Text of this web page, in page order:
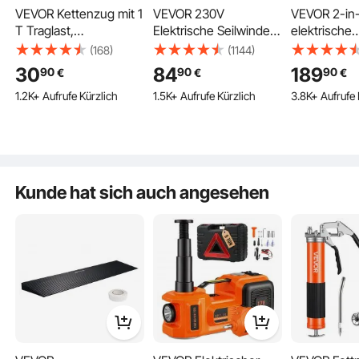
Heben von Garagen
Heben von Lagern
VEVOR Kettenzug mit 1
T Traglast,
Handkettenzug, 3 m
Hubhöhe, Hebezug
mit G70-Kette,
Hochleistungs-
Automobilmaschinen,
Rot
(168)
3090€
1.2K+ Aufrufe Kürzlich
VEVOR 230V
Elektrische Seilwinde
125kg bis 250kg
Hubhöhe 12m Seilzug
Motorwinde 510W
Motor Flaschenzug
Seilhebezug
Kettenzug
(1144)
8490€
1.5K+ Aufrufe Kürzlich
VEVOR 2-
elektrische
Kapazität,
tragbare
30 m
18990€
3.8K+ Aufrufe
Kunde hat sich auch angesehen